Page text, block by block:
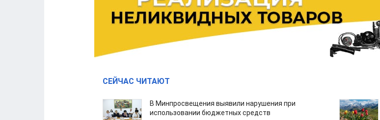
СЕЙЧАС ЧИТАЮТ
В Минпросвещения выявили нарушения при
использовании бюджетных средств